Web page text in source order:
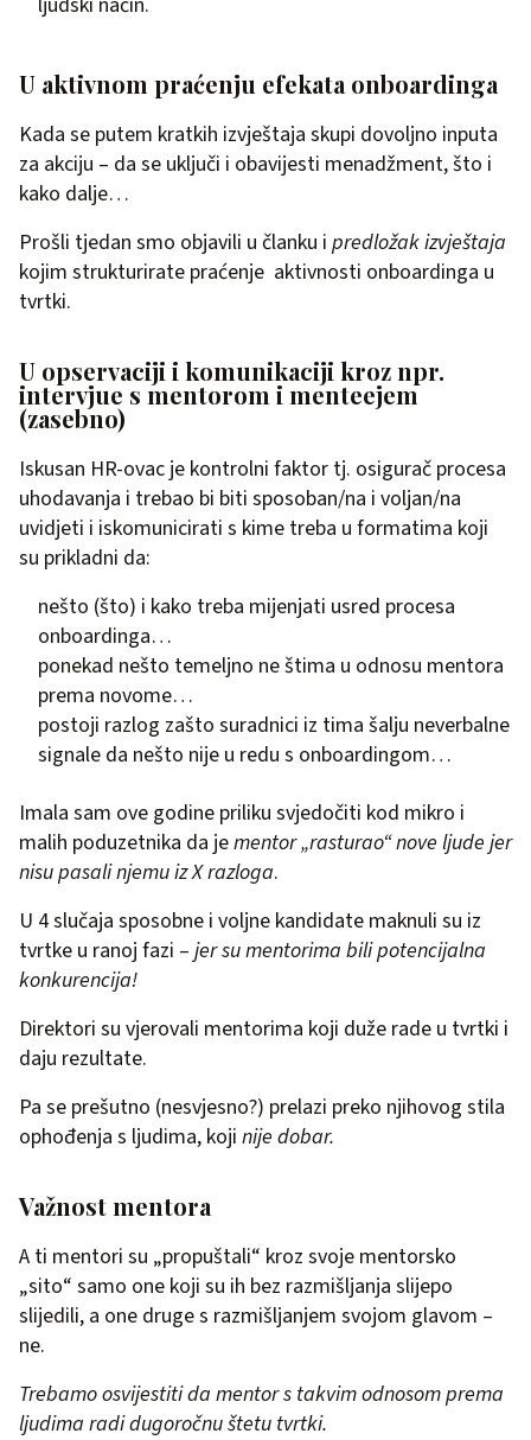
U aktivnom praćenju efekata onboardinga
Kada se putem kratkih izvještaja skupi dovoljno inputa
za akciju – da se uključi i obavijesti menadžment, što i
kako dalje…
Prošli tjedan smo objavili u članku i predložak izvještaja
kojim strukturirate praćenje aktivnosti onboardinga u
tvrtki.
U opservaciji i komunikaciji kroz npr.
intervjue s mentorom i menteejem
(zasebno)
Iskusan HR-ovac je kontrolni faktor tj. osigurač procesa
uhodavanja i trebao bi biti sposoban/na i voljan/na
uvidjeti i iskomunicirati s kime treba u formatima koji
su prikladni da:
nešto (što) i kako treba mijenjati usred procesa
onboardinga…
ponekad nešto temeljno ne štima u odnosu mentora
prema novome…
postoji razlog zašto suradnici iz tima šalju neverbalne
signale da nešto nije u redu s onboardingom…
Imala sam ove godine priliku svjedočiti kod mikro i
malih poduzetnika da jementor „rasturao“ nove ljude jer
nisu pasali njemu iz X razloga.
U 4 slučaja sposobne i voljne kandidate maknuli su iz
tvrtke u ranoj fazi – jer su mentorima bili potencijalna
konkurencija!
Direktori su vjerovali mentorima koji duže rade u tvrtki i
daju rezultate.
Pa se prešutno (nesvjesno?) prelazi preko njihovog stila
ophođenja s ljudima, koji nije dobar.
Važnost mentora
A ti mentori su „propuštali“ kroz svoje mentorsko
„sito“ samo one koji su ih bez razmišljanja slijepo
slijedili, a one druge s razmišljanjem svojom glavom –
ne.
Trebamo osvijestiti da mentor s takvim odnosom prema
ljudima radi dugoročnu štetu tvrtki.